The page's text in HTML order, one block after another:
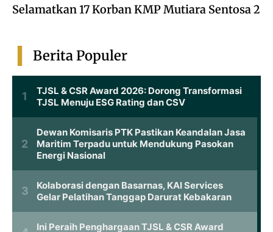
Selamatkan 17 Korban KMP Mutiara Sentosa 2
Berita Populer